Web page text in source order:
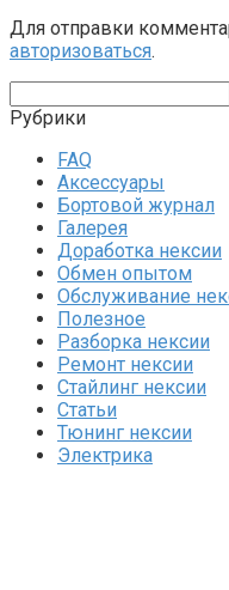
Для отправки
авторизоваться.
Рубрики
FAQ
Аксессуары
Бортовой журнал
Галерея
Доработка нексии
Обмен опытом
Обслуживание
Полезное
Разборка нексии
Ремонт нексии
Стайлинг нексии
Статьи
Тюнинг нексии
Электрика